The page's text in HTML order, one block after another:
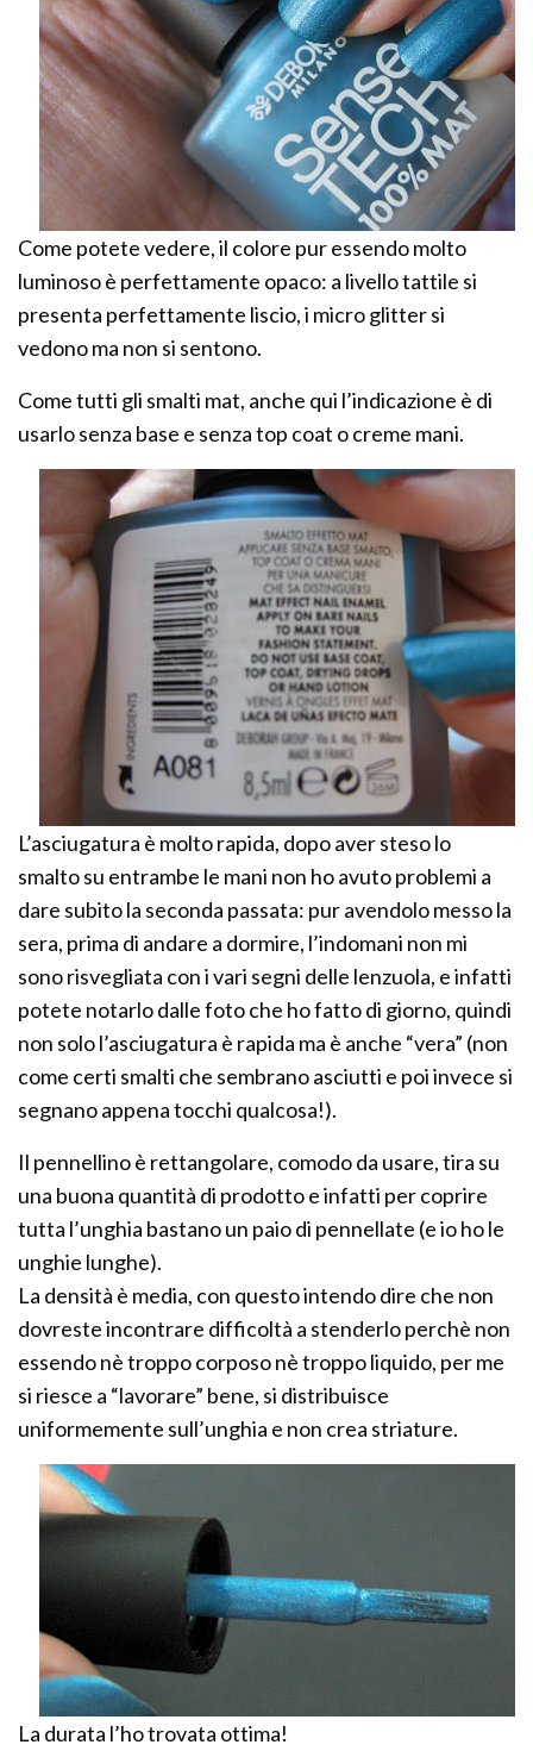
Come potete vedere, il colore pur essendo molto
luminoso è perfettamente opaco: a livello tattile si
presenta perfettamente liscio, i micro glitter si
vedono ma non si sentono.
Come tutti gli smalti mat, anche qui l’indicazione è di
usarlo senza base e senza top coat o creme mani.
L’asciugatura è molto rapida, dopo aver steso lo
smalto su entrambe le mani non ho avuto problemi a
dare subito la seconda passata: pur avendolo messo la
sera, prima di andare a dormire, l’indomani non mi
sono risvegliata con i vari segni delle lenzuola, e infatti
potete notarlo dalle foto che ho fatto di giorno, quindi
non solo l’asciugatura è rapida ma è anche “vera” (non
come certi smalti che sembrano asciutti e poi invece si
segnano appena tocchi qualcosa!).
Il pennellino è rettangolare, comodo da usare, tira su
una buona quantità di prodotto e infatti per coprire
tutta l’unghia bastano un paio di pennellate (e io ho le
unghie lunghe).
La densità è media, con questo intendo dire che non
dovreste incontrare difficoltà a stenderlo perchè non
essendo nè troppo corposo nè troppo liquido, per me
si riesce a “lavorare” bene, si distribuisce
uniformemente sull’unghia e non crea striature.
La durata l’ho trovata ottima!